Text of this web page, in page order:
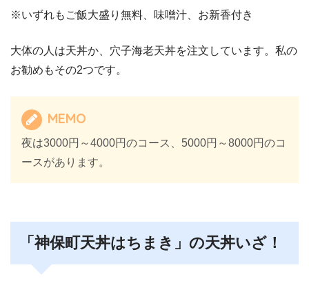
※いずれもご飯大盛り無料、味噌汁、お新香付き
大体の人は天丼か、穴子海老天丼を注文しています。私の
お勧めもその2つです。
MEMO
夜は3000円～4000円のコース、5000円～8000円のコ
ースがあります。
「神保町天丼はちまき」の天丼いざ！